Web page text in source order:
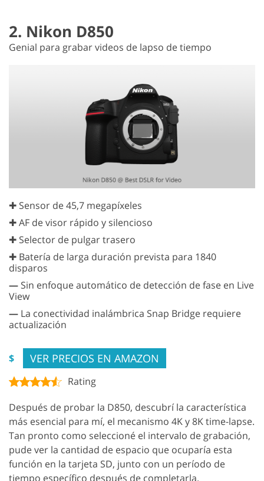
2. Nikon D850
Genial para grabar videos de lapso de tiempo
✚ Sensor de 45,7 megapíxeles
✚ AF de visor rápido y silencioso
✚ Selector de pulgar trasero
✚ Batería de larga duración prevista para 1840
disparos
— Sin enfoque automático de detección de fase en Live
View
— La conectividad inalámbrica Snap Bridge requiere
actualización
$ VER PRECIOS EN AMAZON
Rating
Después de probar la D850, descubrí la característica
más esencial para mí, el mecanismo 4K y 8K time-lapse.
Tan pronto como seleccioné el intervalo de grabación,
pude ver la cantidad de espacio que ocuparía esta
función en la tarjeta SD, junto con un período de
tiempo específico después de completarla.